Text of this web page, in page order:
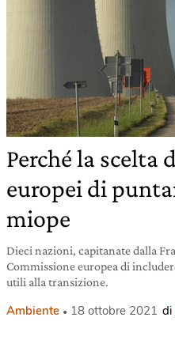
Perché la scelta
europei di
miope
Dieci nazioni, capitanate dalla
Commissione europea di
utili alla transizione.
Ambiente 18 ottobre 2021 di